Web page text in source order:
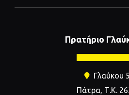
Πρατήριο
Γλαύκου
Πάτρα, Τ.Κ.